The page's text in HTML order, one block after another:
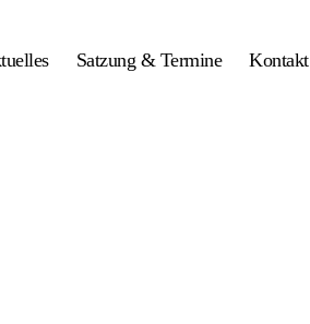
Satzung & Termine Kontakt